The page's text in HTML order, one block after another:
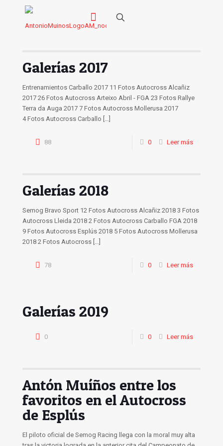
Galerías 2017
Entrenamientos Carballo 2017 11 Fotos Autocross Alcañiz
2017 26 Fotos Autocross Arteixo Abril - FGA 23 Fotos Rallye
Terra da Auga 2017 7 Fotos Autocross Mollerusa 2017
4 Fotos Autocross Carballo […]
88 0 Leer más
Galerías 2018
Semog Bravo Sport 12 Fotos Autocross Alcañiz 2018 3 Fotos
Autocross Lleida 2018 2 Fotos Autocross Carballo FGA 2018
9 Fotos Autocross Esplús 2018 5 Fotos Autocross Mollerusa
2018 2 Fotos Autocross […]
78 0 Leer más
Galerías 2019
0 0 Leer más
Antón Muíños entre los
favoritos en el Autocross
de Esplús
El piloto oficial de Semog Racing llega con la moral muy alta